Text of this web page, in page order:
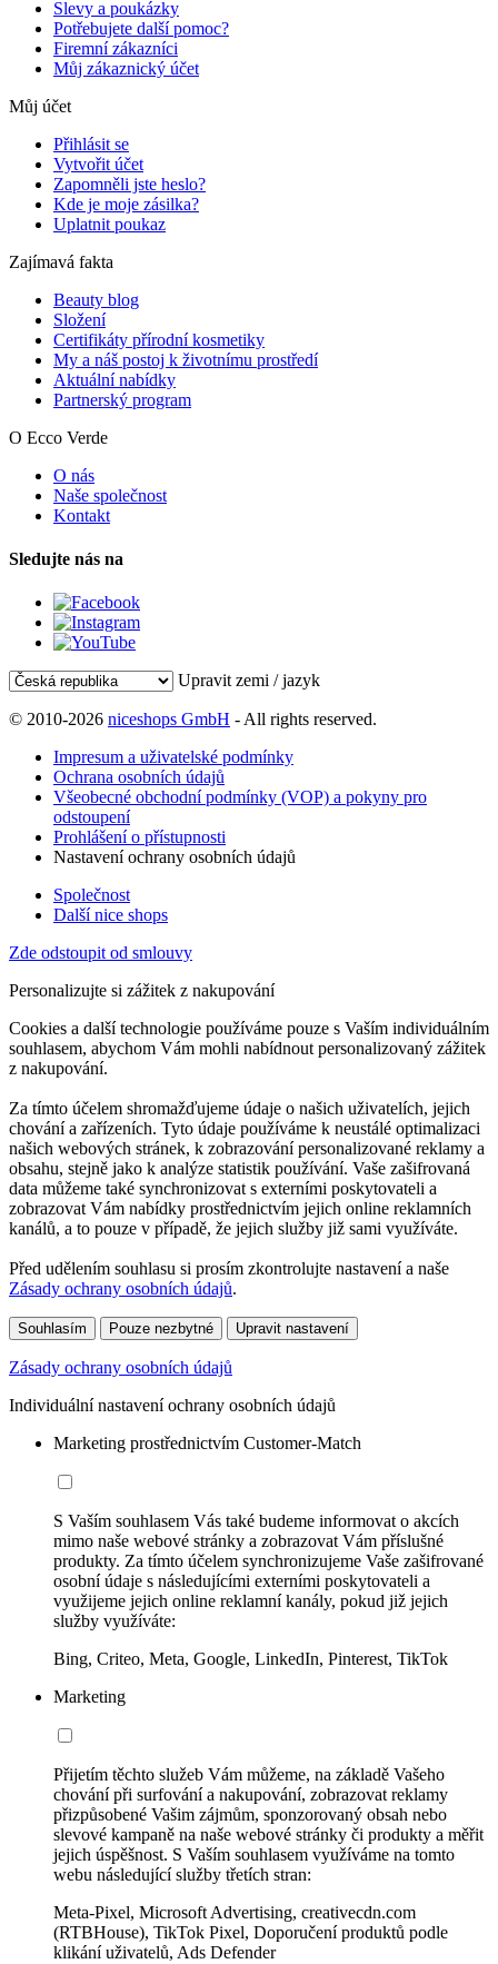
Slevy a poukázky
Potřebujete další pomoc?
Firemní zákazníci
Můj zákaznický účet
Můj účet
Přihlásit se
Vytvořit účet
Zapomněli jste heslo?
Kde je moje zásilka?
Uplatnit poukaz
Zajímavá fakta
Beauty blog
Složení
Certifikáty přírodní kosmetiky
My a náš postoj k životnímu prostředí
Aktuální nabídky
Partnerský program
O Ecco Verde
O nás
Naše společnost
Kontakt
Sledujte nás na
Upravit zemi / jazyk
© 2010-2026 niceshops GmbH - All rights reserved.
Impresum a uživatelské podmínky
Ochrana osobních údajů
Všeobecné obchodní podmínky (VOP) a pokyny pro
odstoupení
Prohlášení o přístupnosti
Nastavení ochrany osobních údajů
Společnost
Další nice shops
Zde odstoupit od smlouvy
Personalizujte si zážitek z nakupování
Cookies a další technologie používáme pouze s Vaším individuálním
souhlasem, abychom Vám mohli nabídnout personalizovaný zážitek
z nakupování.
Za tímto účelem shromažďujeme údaje o našich uživatelích, jejich
chování a zařízeních. Tyto údaje používáme k neustálé optimalizaci
našich webových stránek, k zobrazování personalizované reklamy a
obsahu, stejně jako k analýze statistik používání. Vaše zašifrovaná
data můžeme také synchronizovat s externími poskytovateli a
zobrazovat Vám nabídky prostřednictvím jejich online reklamních
kanálů, a to pouze v případě, že jejich služby již sami využíváte.
Před udělením souhlasu si prosím zkontrolujte nastavení a naše
Zásady ochrany osobních údajů.
Souhlasím Pouze nezbytné Upravit nastavení
Zásady ochrany osobních údajů
Individuální nastavení ochrany osobních údajů
Marketing prostřednictvím Customer-Match
S Vaším souhlasem Vás také budeme informovat o akcích
mimo naše webové stránky a zobrazovat Vám příslušné
produkty. Za tímto účelem synchronizujeme Vaše zašifrované
osobní údaje s následujícími externími poskytovateli a
využijeme jejich online reklamní kanály, pokud již jejich
služby využíváte:
Bing, Criteo, Meta, Google, LinkedIn, Pinterest, TikTok
Marketing
Přijetím těchto služeb Vám můžeme, na základě Vašeho
chování při surfování a nakupování, zobrazovat reklamy
přizpůsobené Vašim zájmům, sponzorovaný obsah nebo
slevové kampaně na naše webové stránky či produkty a měřit
jejich úspěšnost. S Vaším souhlasem využíváme na tomto
webu následující služby třetích stran:
Meta-Pixel, Microsoft Advertising, creativecdn.com
(RTBHouse), TikTok Pixel, Doporučení produktů podle
klikání uživatelů, Ads Defender